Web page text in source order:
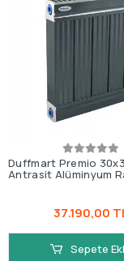
Duffmart Premio
Antrasit Alüminyum
37.190,00
Sepete